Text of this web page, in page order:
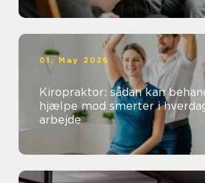
01. May 2026
Kiropraktor: sådan kan
hjælpe mod smerter i
arbejde